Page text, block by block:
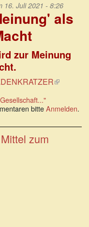
16. Juli 2021 - 8:26
als
zur Meinung
(Link
bitteAnmelden.
zum